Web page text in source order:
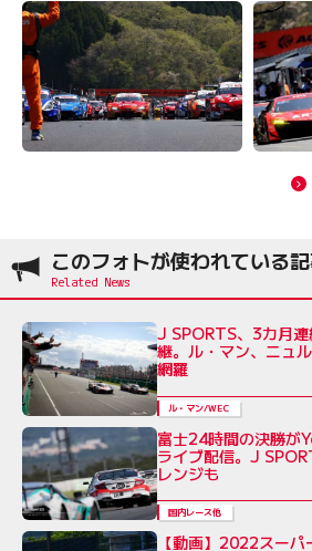
このフォトが使われている
J SPORTS、3カ月
継。ル・マン、ニュ
網羅
ル・マン/WEC
富士24時間の決勝が
ライブ配信。J
レンジも
国内レース他
【動画】2022スー